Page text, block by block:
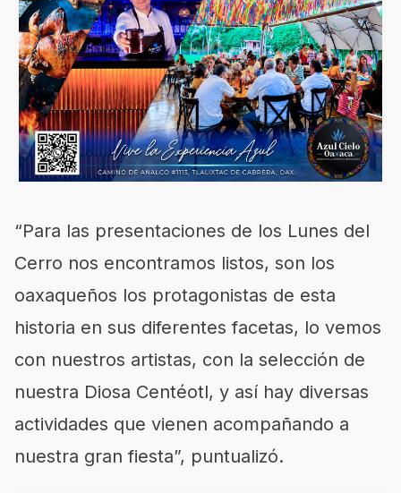
“Para las presentaciones de los Lunes del
Cerro nos encontramos listos, son los
oaxaqueños los protagonistas de esta
historia en sus diferentes facetas, lo vemos
con nuestros artistas, con la selección de
nuestra Diosa Centéotl, y así hay diversas
actividades que vienen acompañando a
nuestra gran fiesta”, puntualizó.